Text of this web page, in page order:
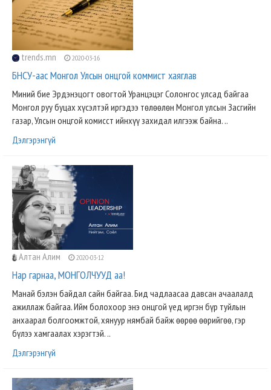
trends.mn 2020-03-16
БНСУ-аас Монгол Улсын онцгой коммист хаяглав
Миний бие Эрдэнэцогт овогтой Уранцэцэг Солонгос улсад байгаа
Монгол руу буцах хүсэлтэй иргэдээ төлөөлөн Монгол улсын Засгийн
газар, Улсын онцгой комисст ийнхүү захидал илгээж байна. ..
Дэлгэрэнгүй
Алтан Алим 2020-03-12
Нар гарнаа, МОНГОЛЧУУД аа!
Манай бэлэн байдал сайн байгаа. Бид чадлаасаа давсан ачаалалд
ажиллаж байгаа. Ийм болохоор энэ онцгой үед иргэн бүр туйлын
анхаарал болгоомжтой, хянуур нямбай байж өөрөө өөрийгөө, гэр
бүлээ хамгаалах хэрэгтэй. ..
Дэлгэрэнгүй